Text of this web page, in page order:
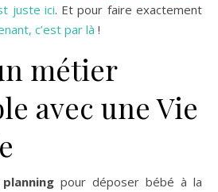
juste ici. Et pour faire exactement
c’est par là !
métier
avec une Vie
pour déposer bébé à la